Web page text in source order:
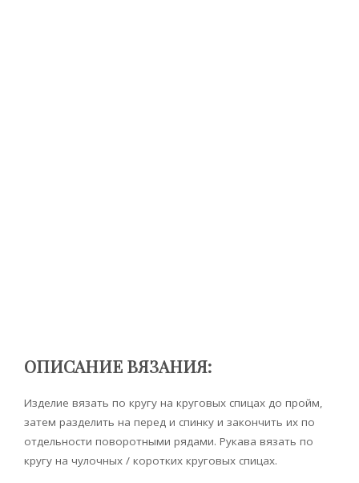
ОПИСАНИЕ ВЯЗАНИЯ:
Изделие вязать по кругу на круговых спицах до пройм,
затем разделить на перед и спинку и закончить их по
отдельности поворотными рядами. Рукава вязать по
кругу на чулочных / коротких круговых спицах.